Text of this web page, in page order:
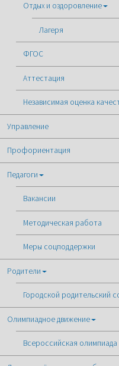
Отдых и оздоровление
Лагеря
ФГОС
Аттестация
Независимая оценка
Управление
Профориентация
Педагоги
Вакансии
Методическая работа
Меры соцподдержки
Родители
Городской родительский
Олимпиадное движение
Всероссийская